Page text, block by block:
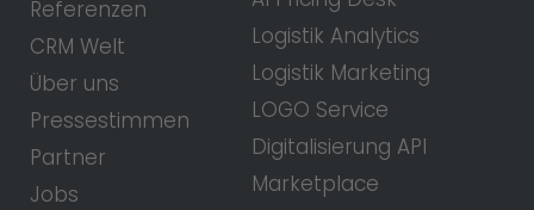
Referenzen
CRM Welt
Über uns
Pressestimmen
Partner
Jobs
Logistik Analytics
Logistik Marketing
LOGO Service
Digitalisierung API
Marketplace